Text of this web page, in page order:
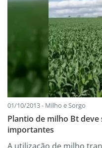
01/10/2013 - Milho e Sorgo
Plantio de milho Bt
importantes